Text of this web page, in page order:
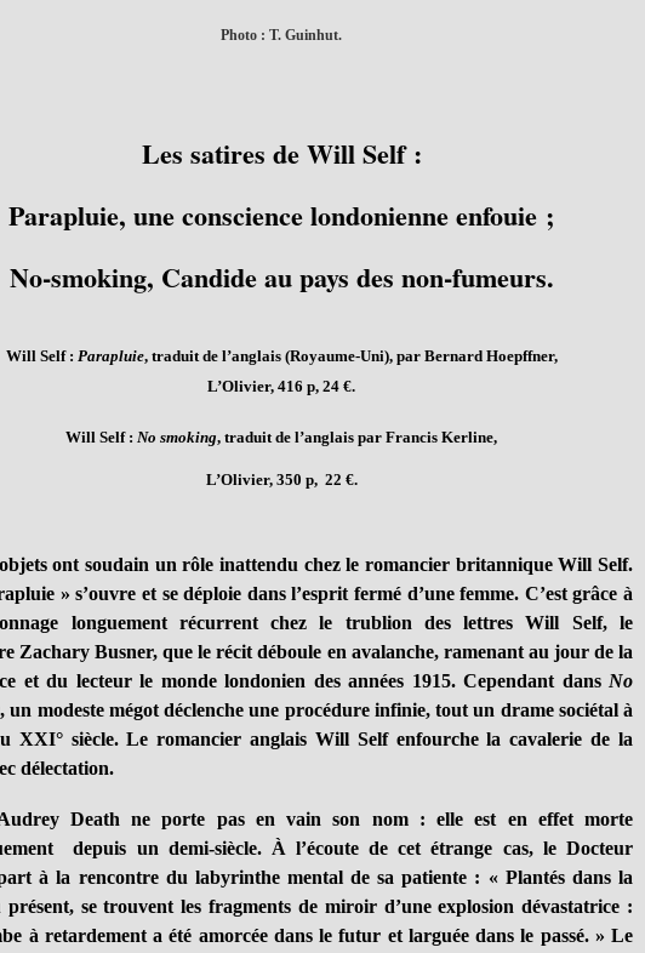
Photo : T. Guinhut.
Les satires de Will Self :
Parapluie, une conscience londonienne enfouie ;
No-smoking, Candide au pays des non-fumeurs.
Will Self : Parapluie, traduit de l’anglais (Royaume-Uni), par Bernard Hoepffner,
L’Olivier, 416 p, 24 €.
Will Self : No smoking, traduit de l’anglais par Francis Kerline,
L’Olivier, 350 p, 22 €.
ont soudain un rôle inattendu chez le romancier britannique Will Self.
» s’ouvre et se déploie dans l’esprit fermé d’une femme. C’est grâce à
longuement récurrent chez le trublion des lettres Will Self, le
Zachary Busner, que le récit déboule en avalanche, ramenant au jour de la
et du lecteur le monde londonien des années 1915. Cependant dans No
, un modeste mégot déclenche une procédure infinie, tout un drame sociétal à
XXI° siècle. Le romancier anglais Will Self enfourche la cavalerie de la
délectation.
Death ne porte pas en vain son nom : elle est en effet morte
depuis un demi-siècle. À l’écoute de cet étrange cas, le Docteur
à la rencontre du labyrinthe mental de sa patiente : « Plantés dans la
se trouvent les fragments de miroir d’une explosion dévastatrice :
à retardement a été amorcée dans le futur et larguée dans le passé. » Le